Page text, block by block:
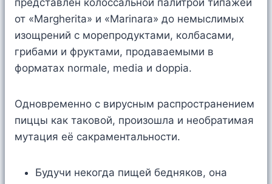
представлен колоссальной палитрой типажей
от «Margherita» и «Мarinara» до немыслимых
изощрений с морепродуктами, колбасами,
грибами и фруктами, продаваемыми в
форматах normale, media и doppia.
Одновременно с вирусным распространением
пиццы как таковой, произошла и необратимая
мутация её сакраментальности.
Будучи некогда пищей бедняков, она